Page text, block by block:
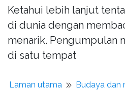
Ketahui lebih lanjut
di dunia dengan
menarik. Pengumpulan
di satu tempat
Laman utama
Budaya dan